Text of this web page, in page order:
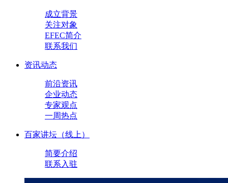
成立背景
关注对象
EFEC简介
联系我们
资讯动态
前沿资讯
企业动态
专家观点
一周热点
百家讲坛（线上）
简要介绍
联系入驻